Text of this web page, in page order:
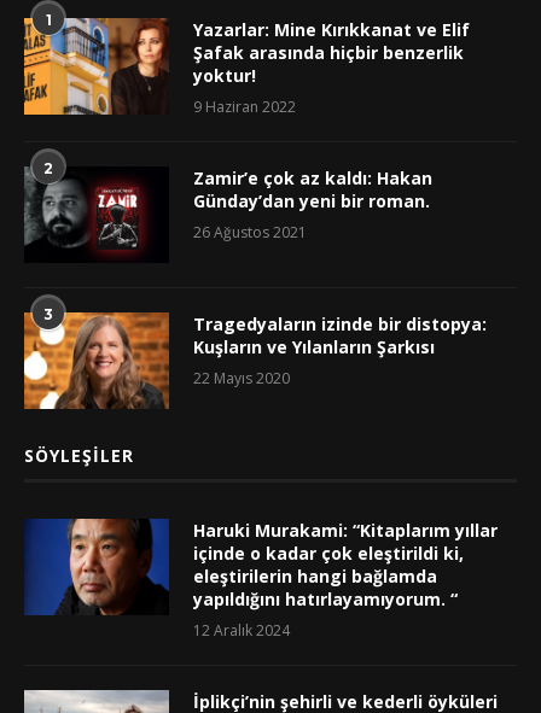
1
Yazarlar: Mine Kırıkkanat ve Elif
Şafak arasında hiçbir benzerlik
yoktur!
9 Haziran 2022
2
Zamir’e çok az kaldı: Hakan
Günday’dan yeni bir roman.
26 Ağustos 2021
3
Tragedyaların izinde bir distopya:
Kuşların ve Yılanların Şarkısı
22 Mayıs 2020
SÖYLEŞILER
Haruki Murakami: “Kitaplarım yıllar
içinde o kadar çok eleştirildi ki,
eleştirilerin hangi bağlamda
yapıldığını hatırlayamıyorum. “
12 Aralık 2024
İplikçi’nin şehirli ve kederli öyküleri